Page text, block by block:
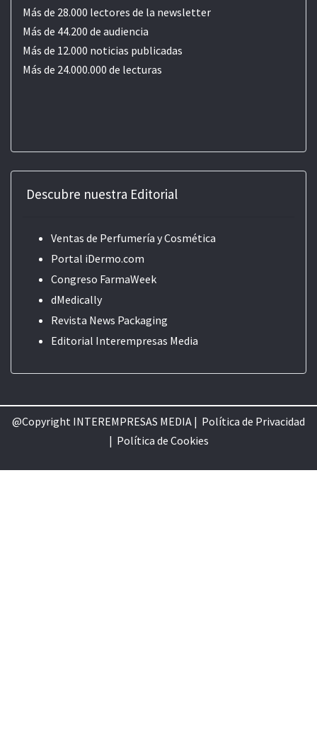
Más de 28.000 lectores de la newsletter
Más de 44.200 de audiencia
Más de 12.000 noticias publicadas
Más de 24.000.000 de lecturas
Descubre nuestra Editorial
Ventas de Perfumería y Cosmética
Portal iDermo.com
Congreso FarmaWeek
dMedically
Revista News Packaging
Editorial Interempresas Media
@Copyright INTEREMPRESAS MEDIA | Política de Privacidad
| Política de Cookies